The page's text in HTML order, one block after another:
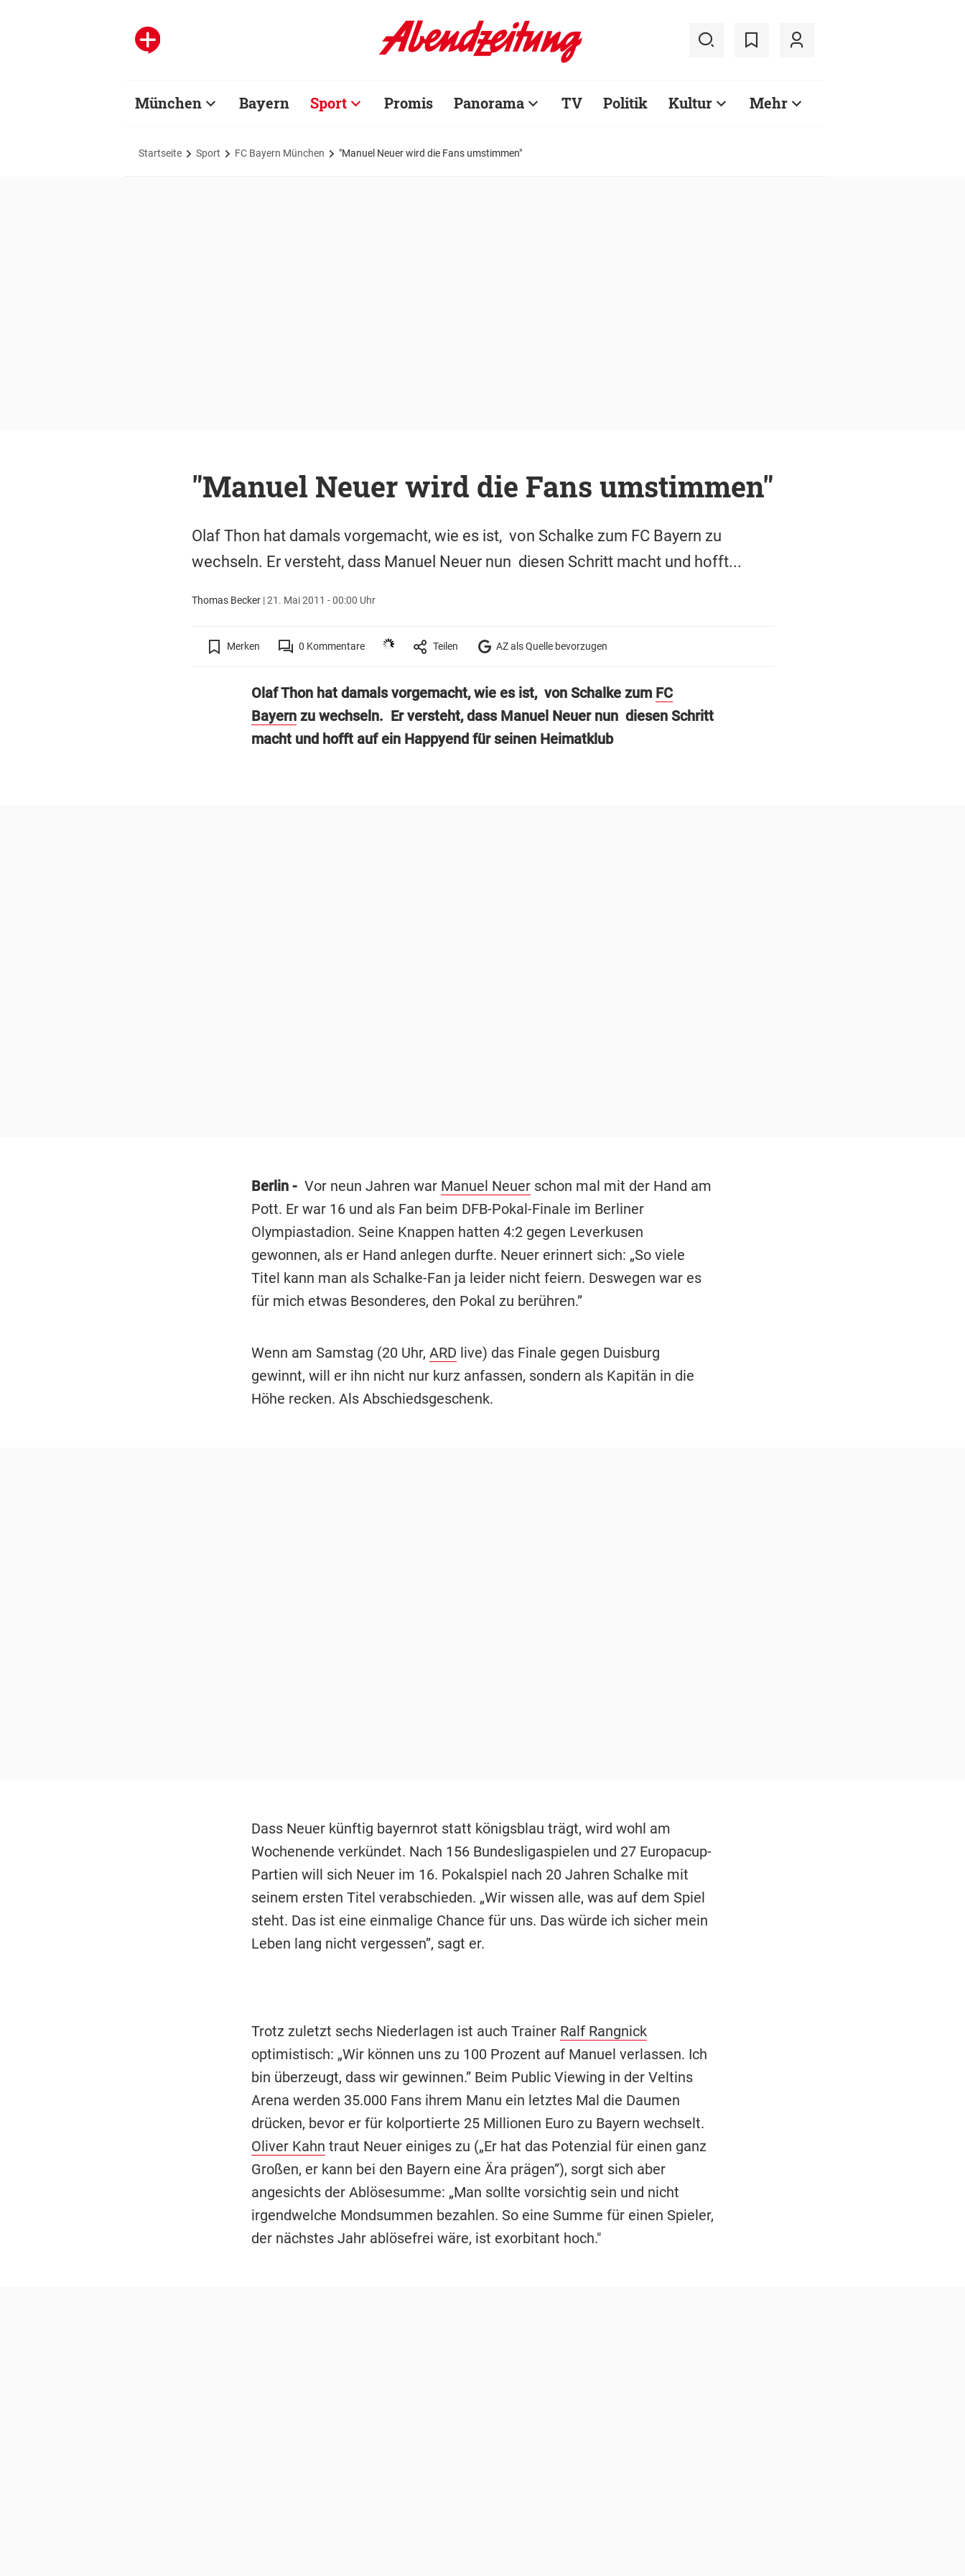
München Bayern Sport Promis Panorama TV Politik Kultur Mehr
Startseite Sport FC Bayern München "Manuel Neuer wird die Fans umstimmen"
"Manuel Neuer wird die Fans umstimmen"
Olaf Thon hat damals vorgemacht, wie es ist, von Schalke zum FC Bayern zu
wechseln. Er versteht, dass Manuel Neuer nun diesen Schritt macht und hofft...
Thomas Becker|21. Mai 2011 - 00:00 Uhr
Merken 0 Kommentare Teilen AZ als Quelle bevorzugen
Olaf Thon hat damals vorgemacht, wie es ist, von Schalke zum FC
Bayernzu wechseln. Er versteht, dass Manuel Neuer nun diesen Schritt
macht und hofft auf ein Happyend für seinen Heimatklub
Berlin - Vor neun Jahren war Manuel Neuerschon mal mit der Hand am
Pott. Er war 16 und als Fan beim DFB-Pokal-Finale im Berliner
Olympiastadion. Seine Knappen hatten 4:2 gegen Leverkusen
gewonnen, als er Hand anlegen durfte. Neuer erinnert sich: „So viele
Titel kann man als Schalke-Fan ja leider nicht feiern. Deswegen war es
für mich etwas Besonderes, den Pokal zu berühren.”
Wenn am Samstag (20 Uhr, ARD live) das Finale gegen Duisburg
gewinnt, will er ihn nicht nur kurz anfassen, sondern als Kapitän in die
Höhe recken. Als Abschiedsgeschenk.
Dass Neuer künftig bayernrot statt königsblau trägt, wird wohl am
Wochenende verkündet. Nach 156 Bundesligaspielen und 27 Europacup-
Partien will sich Neuer im 16. Pokalspiel nach 20 Jahren Schalke mit
seinem ersten Titel verabschieden. „Wir wissen alle, was auf dem Spiel
steht. Das ist eine einmalige Chance für uns. Das würde ich sicher mein
Leben lang nicht vergessen”, sagt er.
Trotz zuletzt sechs Niederlagen ist auch Trainer Ralf Rangnick
optimistisch: „Wir können uns zu 100 Prozent auf Manuel verlassen. Ich
bin überzeugt, dass wir gewinnen.” Beim Public Viewing in der Veltins
Arena werden 35.000 Fans ihrem Manu ein letztes Mal die Daumen
drücken, bevor er für kolportierte 25 Millionen Euro zu Bayern wechselt.
Oliver Kahn traut Neuer einiges zu („Er hat das Potenzial für einen ganz
Großen, er kann bei den Bayern eine Ära prägen”), sorgt sich aber
angesichts der Ablösesumme: „Man sollte vorsichtig sein und nicht
irgendwelche Mondsummen bezahlen. So eine Summe für einen Spieler,
der nächstes Jahr ablösefrei wäre, ist exorbitant hoch."